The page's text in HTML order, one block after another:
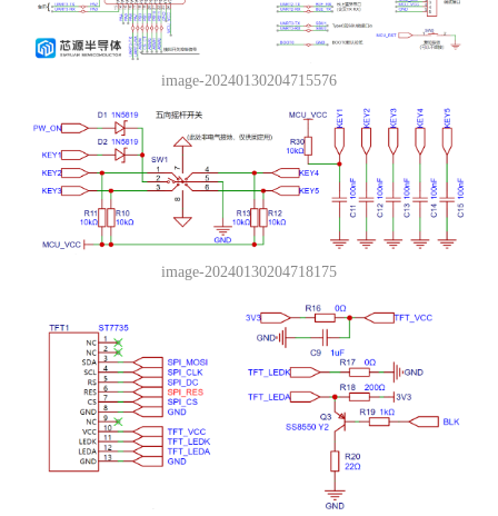
image-20240130204715576
image-20240130204718175